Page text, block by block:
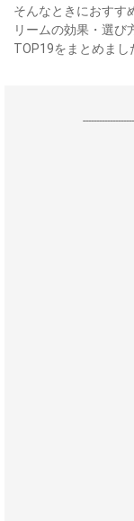
そんなときにおすす
リームの効果・選び
TOP19をまとめまし